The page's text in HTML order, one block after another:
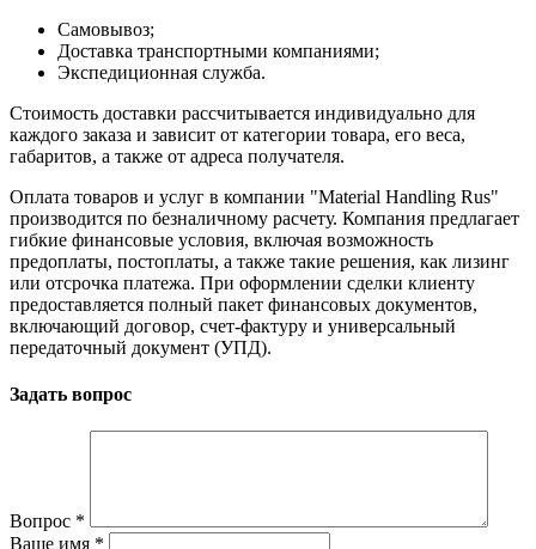
Самовывоз;
Доставка транспортными компаниями;
Экспедиционная служба.
Стоимость доставки рассчитывается индивидуально для
каждого заказа и зависит от категории товара, его веса,
габаритов, а также от адреса получателя.
Оплата товаров и услуг в компании "Material Handling Rus"
производится по безналичному расчету. Компания предлагает
гибкие финансовые условия, включая возможность
предоплаты, постоплаты, а также такие решения, как лизинг
или отсрочка платежа. При оформлении сделки клиенту
предоставляется полный пакет финансовых документов,
включающий договор, счет-фактуру и универсальный
передаточный документ (УПД).
Задать вопрос
Вопрос *
Ваше имя *